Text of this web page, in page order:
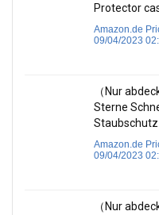
Protector
Amazon.de
09/04/2023
（Nur
Sterne
Amazon.de
09/04/2023
（Nur